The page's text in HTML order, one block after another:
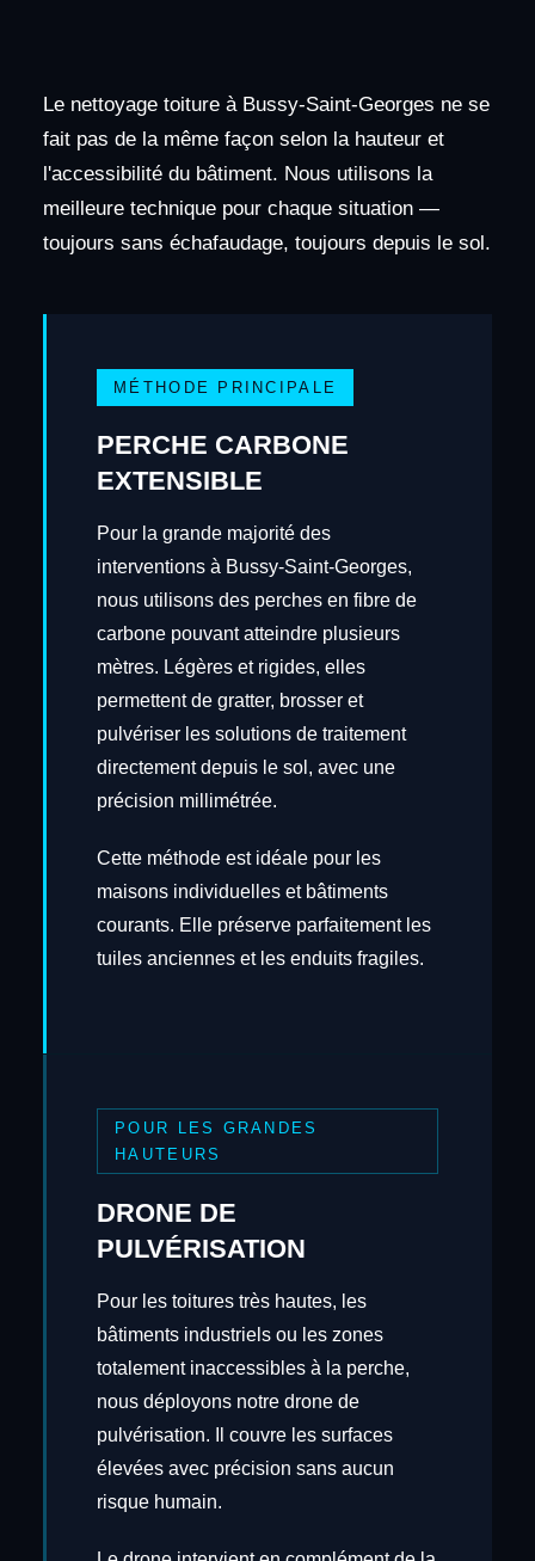
Le nettoyage toiture à Bussy-Saint-Georges ne se
fait pas de la même façon selon la hauteur et
l'accessibilité du bâtiment. Nous utilisons la
meilleure technique pour chaque situation —
toujours sans échafaudage, toujours depuis le sol.
MÉTHODE PRINCIPALE
PERCHE CARBONE
EXTENSIBLE
Pour la grande majorité des
interventions à Bussy-Saint-Georges,
nous utilisons des perches en fibre de
carbone pouvant atteindre plusieurs
mètres. Légères et rigides, elles
permettent de gratter, brosser et
pulvériser les solutions de traitement
directement depuis le sol, avec une
précision millimétrée.
Cette méthode est idéale pour les
maisons individuelles et bâtiments
courants. Elle préserve parfaitement les
tuiles anciennes et les enduits fragiles.
POUR LES GRANDES
HAUTEURS
DRONE DE
PULVÉRISATION
Pour les toitures très hautes, les
bâtiments industriels ou les zones
totalement inaccessibles à la perche,
nous déployons notre drone de
pulvérisation. Il couvre les surfaces
élevées avec précision sans aucun
risque humain.